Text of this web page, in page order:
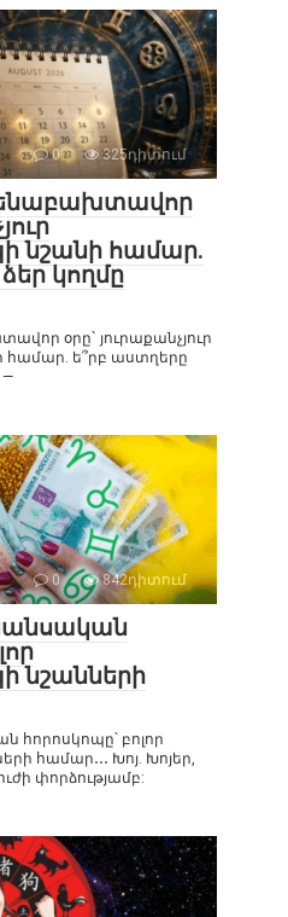
0 325դիտում
նշանի համար.
կողմը
օրը` յուրաքանչյուր
ե՞րբ աստղերը
—
0 842դիտում
նշանների
հորոսկոպը՝ բոլոր
համար․․․ Խոյ. Խոյեր,
փորձությամբ: